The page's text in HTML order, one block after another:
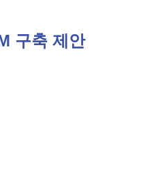
구축 제안